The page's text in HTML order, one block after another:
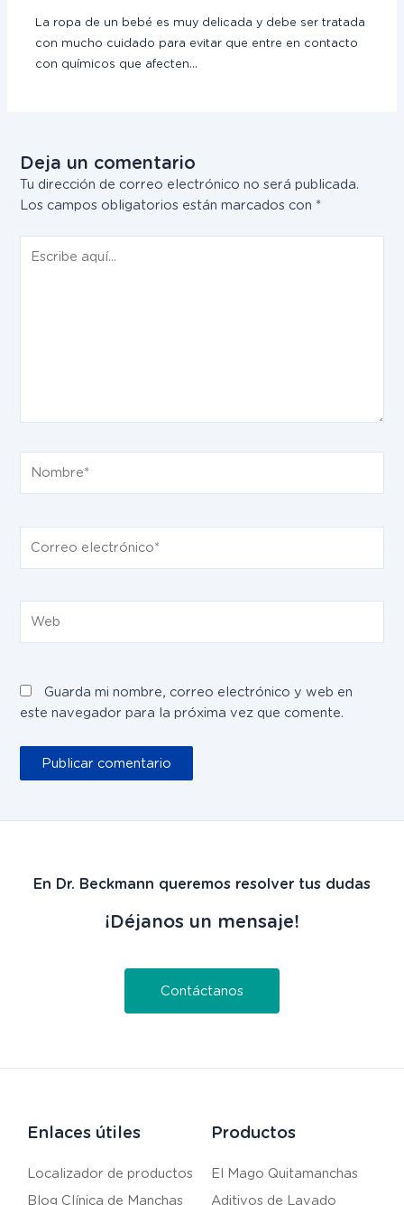
La ropa de un bebé es muy delicada y debe ser tratada
con mucho cuidado para evitar que entre en contacto
con químicos que afecten…
Deja un comentario
Tu dirección de correo electrónico no será publicada.
Los campos obligatorios están marcados con *
aquí...
electrónico*
Guarda mi nombre, correo electrónico y web en
este navegador para la próxima vez que comente.
En Dr. Beckmann queremos resolver tus dudas
¡Déjanos un mensaje!
Contáctanos
Enlaces útiles
Localizador de productos
Blog Clínica de Manchas
Productos
El Mago Quitamanchas
Aditivos de Lavado